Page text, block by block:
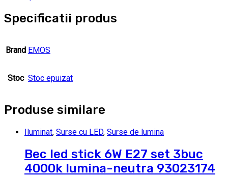
Specificatii produs
Brand EMOS
Stoc Stoc epuizat
Produse similare
Iluminat, Surse cu LED, Surse de lumina
Bec led stick 6W E27 set 3buc
4000k lumina-neutra 93023174